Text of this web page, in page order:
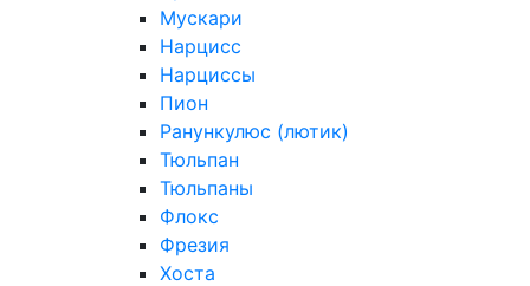
Мускари
Нарцисс
Нарциссы
Пион
Ранункулюс (лютик)
Тюльпан
Тюльпаны
Флокс
Фрезия
Хоста